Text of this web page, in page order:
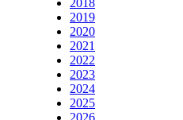
2019
2020
2021
2022
2023
2024
2025
2026